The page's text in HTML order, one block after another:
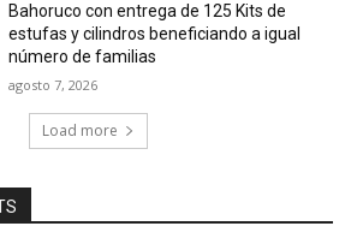
Bahoruco con entrega de 125 Kits de
estufas y cilindros beneficiando a igual
número de familias
agosto 7, 2026
Load more